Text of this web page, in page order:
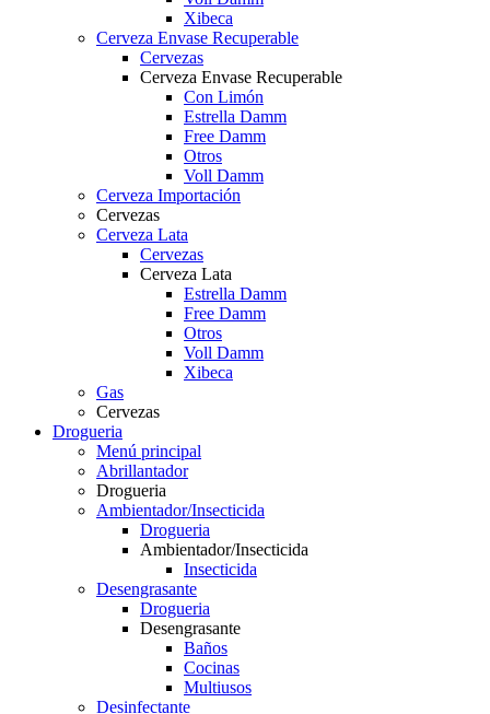
Xibeca
Cerveza Envase Recuperable
Cervezas
Cerveza Envase Recuperable
Con Limón
Estrella Damm
Free Damm
Otros
Voll Damm
Cerveza Importación
Cervezas
Cerveza Lata
Cervezas
Cerveza Lata
Estrella Damm
Free Damm
Otros
Voll Damm
Xibeca
Gas
Cervezas
Drogueria
Menú principal
Abrillantador
Drogueria
Ambientador/Insecticida
Drogueria
Ambientador/Insecticida
Insecticida
Desengrasante
Drogueria
Desengrasante
Baños
Cocinas
Multiusos
Desinfectante